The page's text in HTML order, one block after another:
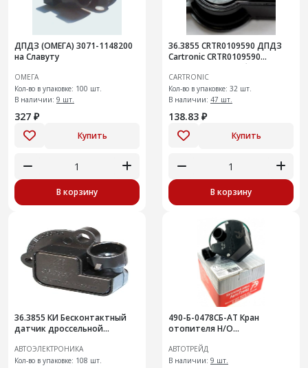
ДПДЗ (ОМЕГА) 3071-1148200
на Славуту
ОМЕГА
Кол-во в упаковке: 100 шт.
В наличии: 9 шт.
327 ₽
Купить
В корзину
36.3855 CRTR0109590 ДПДЗ
Cartronic CRTR0109590
Ref.2112-1148200 безконт
CARTRONIC
Кол-во в упаковке: 32 шт.
В наличии: 47 шт.
138.83 ₽
Купить
В корзину
36.3855 КИ Бесконтактный
датчик дроссельной
АВТОЭЛЕКТРОНИКА
Кол-во в упаковке: 108 шт.
490-Б-0478СБ-АТ Кран
отопителя Н/О
электроприводом нового
образца
АВТОТРЕЙД
В наличии: 9 шт.